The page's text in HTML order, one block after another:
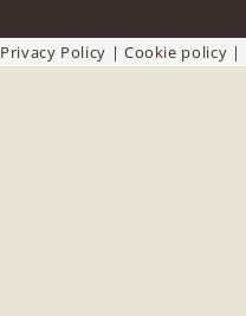
Privacy Policy | Cookie policy |